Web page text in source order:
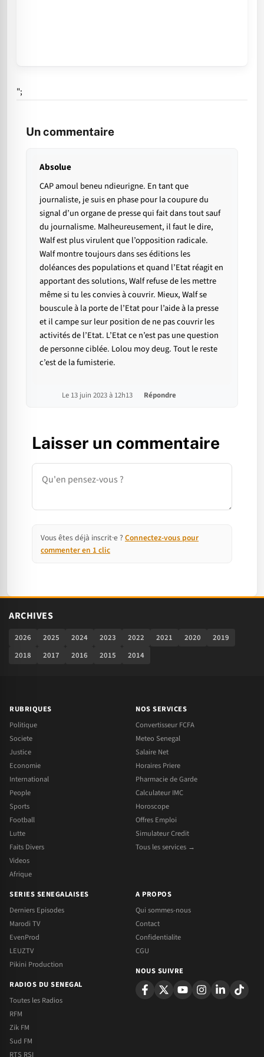
";
Un commentaire
Absolue
CAP amoul beneu ndieurigne. En tant que
journaliste, je suis en phase pour la coupure du
signal d’un organe de presse qui fait dans tout sauf
du journalisme. Malheureusement, il faut le dire,
Walf est plus virulent que l’opposition radicale.
Walf montre toujours dans ses éditions les
doléances des populations et quand l’Etat réagit en
apportant des solutions, Walf refuse de les mettre
même si tu les convies à couvrir. Mieux, Walf se
bouscule à la porte de l’Etat pour l’aide à la presse
et il campe sur leur position de ne pas couvrir les
activités de l’Etat. L’Etat ce n’est pas une question
de personne ciblée. Lolou moy deug. Tout le reste
c’est de la fumisterie.
Le 13 juin 2023 à 12h13 Répondre
Laisser un commentaire
Commentaire
Vous êtes déjà inscrit·e ? Connectez-vous pour
commenter en 1 clic
ARCHIVES
2026 2025 2024 2023 2022 2021 2020
2019
2018
2017 2016 2015 2014
RUBRIQUES
Politique
Societe
Justice
Economie
International
People
Sports
Football
Lutte
Faits Divers
Videos
Afrique
NOS SERVICES
Convertisseur FCFA
Meteo Senegal
Salaire Net
Horaires Priere
Pharmacie de Garde
Calculateur IMC
Horoscope
Offres Emploi
Simulateur Credit
Tous les services →
SERIES SENEGALAISES
Derniers Episodes
Marodi TV
EvenProd
LEUZTV
Pikini Production
RADIOS DU SENEGAL
Toutes les Radios
RFM
Zik FM
Sud FM
RTS RSI
A PROPOS
Qui sommes-nous
Contact
Confidentialite
CGU
NOUS SUIVRE